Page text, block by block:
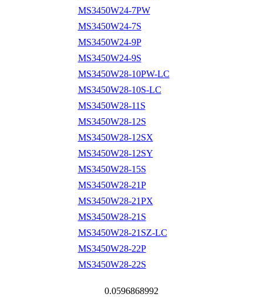
MS3450W24-7PW
MS3450W24-7S
MS3450W24-9P
MS3450W24-9S
MS3450W28-10PW-LC
MS3450W28-10S-LC
MS3450W28-11S
MS3450W28-12S
MS3450W28-12SX
MS3450W28-12SY
MS3450W28-15S
MS3450W28-21P
MS3450W28-21PX
MS3450W28-21S
MS3450W28-21SZ-LC
MS3450W28-22P
MS3450W28-22S
0.0596868992